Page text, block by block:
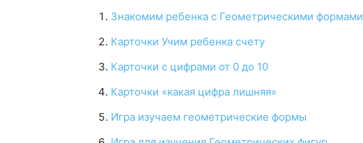
Знакомим ребенка с Геометрическими формами
Карточки Учим ребенка счету
Карточки с цифрами от 0 до 10
Карточки «какая цифра лишняя»
Игра изучаем геометрические формы